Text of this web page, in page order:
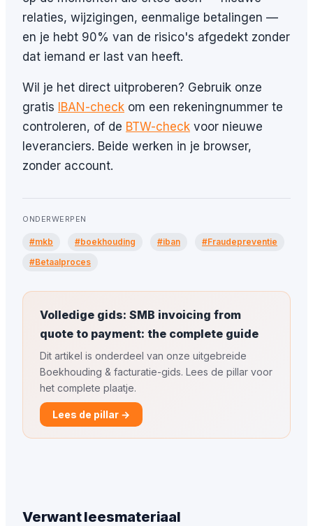
relaties, wijzigingen, eenmalige betalingen —
en je hebt 90% van de risico's afgedekt zonder
dat iemand er last van heeft.
Wil je het direct uitproberen? Gebruik onze
gratis IBAN-check om een rekeningnummer te
controleren, of de BTW-check voor nieuwe
leveranciers. Beide werken in je browser,
zonder account.
ONDERWERPEN
#mkb #boekhouding #iban
#Fraudepreventie
#Betaalproces
Volledige gids: SMB invoicing from
quote to payment: the complete guide
Dit artikel is onderdeel van onze uitgebreide
Boekhouding & facturatie-gids. Lees de pillar voor
het complete plaatje.
Lees de pillar →
Verwant leesmateriaal